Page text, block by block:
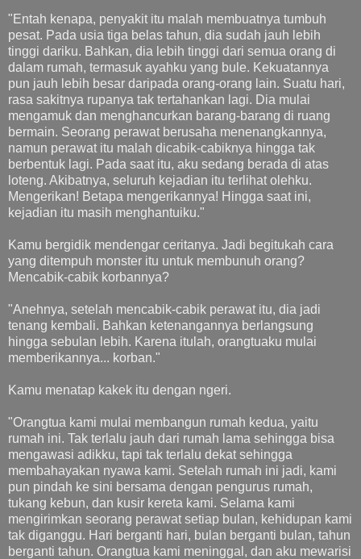
"Entah kenapa, penyakit itu malah membuatnya tumbuh
pesat. Pada usia tiga belas tahun, dia sudah jauh lebih
tinggi dariku. Bahkan, dia lebih tinggi dari semua orang di
dalam rumah, termasuk ayahku yang bule. Kekuatannya
pun jauh lebih besar daripada orang-orang lain. Suatu hari,
rasa sakitnya rupanya tak tertahankan lagi. Dia mulai
mengamuk dan menghancurkan barang-barang di ruang
bermain. Seorang perawat berusaha menenangkannya,
namun perawat itu malah dicabik-cabiknya hingga tak
berbentuk lagi. Pada saat itu, aku sedang berada di atas
loteng. Akibatnya, seluruh kejadian itu terlihat olehku.
Mengerikan! Betapa mengerikannya! Hingga saat ini,
kejadian itu masih menghantuiku."
Kamu bergidik mendengar ceritanya. Jadi begitukah cara
yang ditempuh monster itu untuk membunuh orang?
Mencabik-cabik korbannya?
"Anehnya, setelah mencabik-cabik perawat itu, dia jadi
tenang kembali. Bahkan ketenangannya berlangsung
hingga sebulan lebih. Karena itulah, orangtuaku mulai
memberikannya... korban."
Kamu menatap kakek itu dengan ngeri.
"Orangtua kami mulai membangun rumah kedua, yaitu
rumah ini. Tak terlalu jauh dari rumah lama sehingga bisa
mengawasi adikku, tapi tak terlalu dekat sehingga
membahayakan nyawa kami. Setelah rumah ini jadi, kami
pun pindah ke sini bersama dengan pengurus rumah,
tukang kebun, dan kusir kereta kami. Selama kami
mengirimkan seorang perawat setiap bulan, kehidupan kami
tak diganggu. Hari berganti hari, bulan berganti bulan, tahun
berganti tahun. Orangtua kami meninggal, dan aku mewarisi